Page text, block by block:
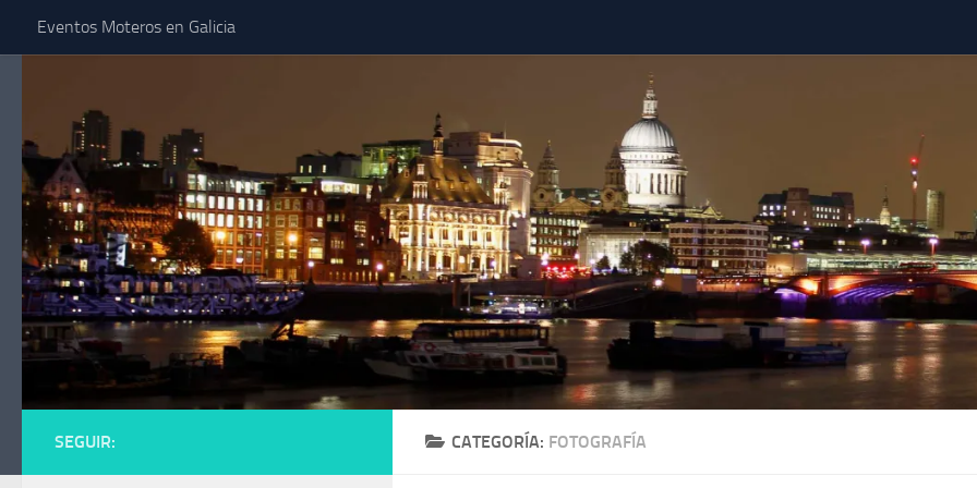
Saltar al contenido
Eventos Moteros en Galicia
CATEGORÍA: FOTOGRAFÍA
SEGUIR: